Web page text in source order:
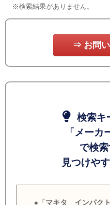
※検索結果がありません。
⇒ お問
検索キ
「メーカ
で検
見つけやす
●「マキタ インパク